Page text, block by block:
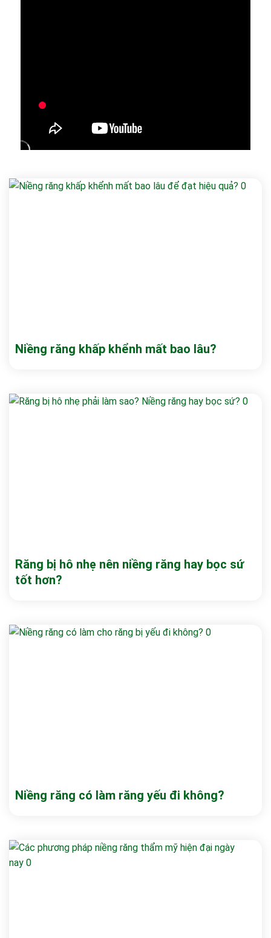
Niềng răng khấp khểnh mất bao lâu?
Răng bị hô nhẹ nên niềng răng hay bọc sứ
tốt hơn?
Niềng răng có làm răng yếu đi không?